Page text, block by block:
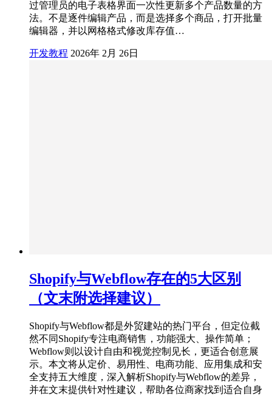
过管理员的电子表格界面一次性更新多个产品数量的方
法。不是逐件编辑产品，而是选择多个商品，打开批量
编辑器，并以网格格式修改库存值…
开发教程 2026年 2月 26日
Shopify与Webflow存在的5大区别
（文末附选择建议）
Shopify与Webflow都是外贸建站的热门平台，但定位截
然不同Shopify专注电商销售，功能强大、操作简单；
Webflow则以设计自由和视觉控制见长，更适合创意展
示。本文将从定价、易用性、电商功能、应用集成和安
全支持五大维度，深入解析Shopify与Webflow的差异，
并在文末提供针对性建议，帮助各位商家找到适合自身